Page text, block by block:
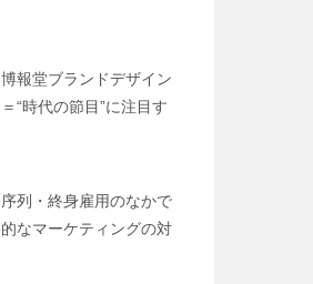
報堂ブランドデザイン
“時代の節目”に注目す
列・終身雇用のなかで
なマーケティングの対